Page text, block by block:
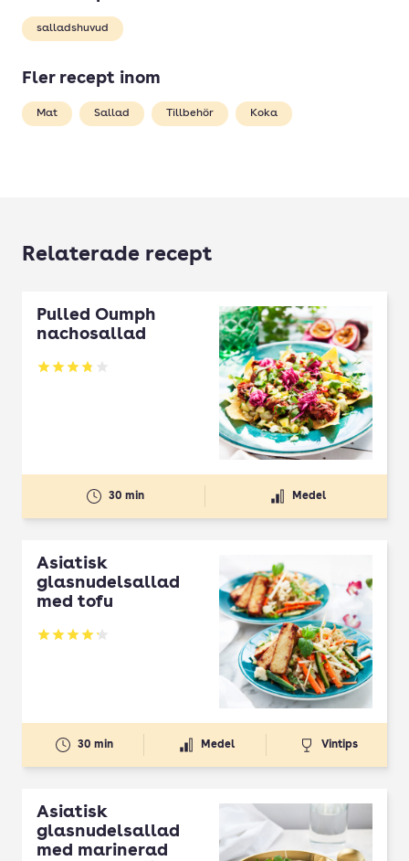
salladshuvud
Fler recept inom
Mat Sallad Tillbehör Koka
Relaterade recept
Pulled Oumph
nachosallad
Betyg: 3.83 av 5
30 min Medel
Asiatisk
glasnudelsallad
med tofu
Betyg: 4.19 av 5
30 min Medel Vintips
Asiatisk
glasnudelsallad
med marinerad